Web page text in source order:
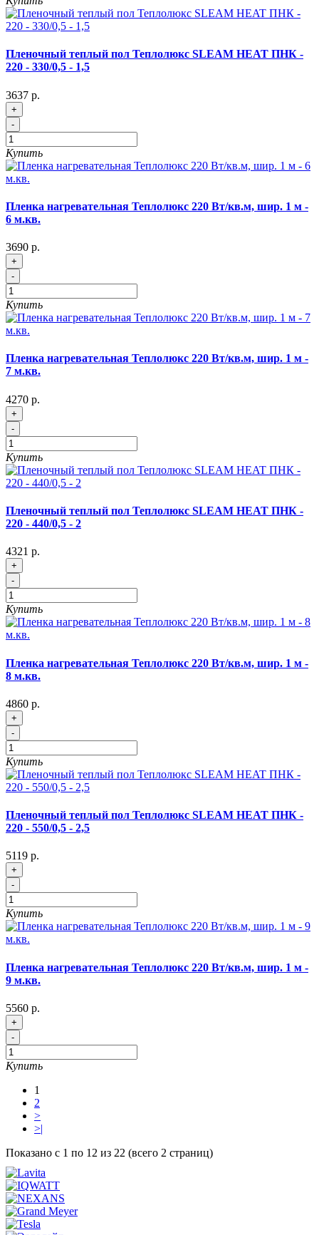
Пленочный теплый пол Теплолюкс SLEAM HEAT ПНК -
220 - 330/0,5 - 1,5
3637 р.
+
-
Купить
Пленка нагревательная Теплолюкс 220 Вт/кв.м, шир. 1 м -
6 м.кв.
3690 р.
+
-
Купить
Пленка нагревательная Теплолюкс 220 Вт/кв.м, шир. 1 м -
7 м.кв.
4270 р.
+
-
Купить
Пленочный теплый пол Теплолюкс SLEAM HEAT ПНК -
220 - 440/0,5 - 2
4321 р.
+
-
Купить
Пленка нагревательная Теплолюкс 220 Вт/кв.м, шир. 1 м -
8 м.кв.
4860 р.
+
-
Купить
Пленочный теплый пол Теплолюкс SLEAM HEAT ПНК -
220 - 550/0,5 - 2,5
5119 р.
+
-
Купить
Пленка нагревательная Теплолюкс 220 Вт/кв.м, шир. 1 м -
9 м.кв.
5560 р.
+
-
Купить
1
2
>
>|
Показано с 1 по 12 из 22 (всего 2 страниц)